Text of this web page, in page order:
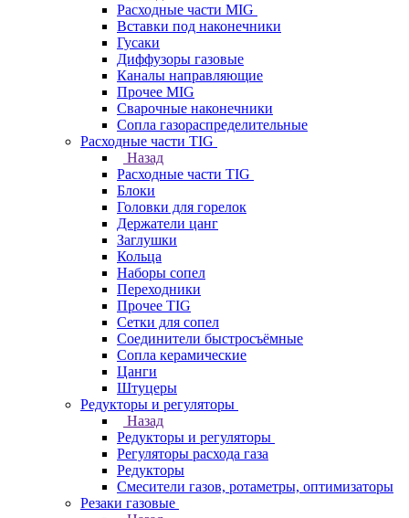
Расходные части MIG
Вставки под наконечники
Гусаки
Диффузоры газовые
Каналы направляющие
Прочее MIG
Сварочные наконечники
Сопла газораспределительные
Расходные части TIG
Назад
Расходные части TIG
Блоки
Головки для горелок
Держатели цанг
Заглушки
Кольца
Наборы сопел
Переходники
Прочее TIG
Сетки для сопел
Соединители быстросъёмные
Сопла керамические
Цанги
Штуцеры
Редукторы и регуляторы
Назад
Редукторы и регуляторы
Регуляторы расхода газа
Редукторы
Смесители газов, ротаметры, оптимизаторы
Резаки газовые